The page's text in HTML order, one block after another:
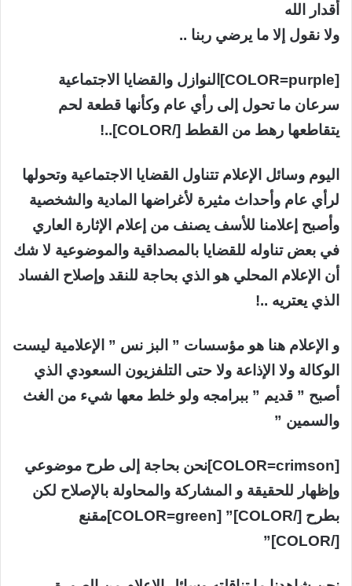
أقدار الله
ولا نقول إلا ما يرضي ربنا ..
[COLOR=purple]النوازل والقضايا الاجتماعية
سرعان ما تحول إلى رأي عام وكأنها قطعة لحم
يتقاطعها رهط من القطط [/COLOR]..!
اليوم وسائل الإعلام تتناول القضايا الاجتماعية وتحولها
لرأي عام وأحداث مثيرة لأغراضها المادية والشخصية
وأصبح إعلامنا للأسف يصنف من إعلام الإثارة العاري
في بعض تناوله للقضايا بالمصداقية والموضوعية لا شك
أن الإعلام المحلي هو الذي بحاجة للنقد وإصلاح الفساد
الذي يعتريه ..!
و الإعلام هنا هو مؤسسات ” البز نس ” الإعلامية ليست
الوكالة ولا الإذاعة ولا حتى التلفزيون السعودي الذي
أصبح ” قديم ” ببرامجه ولو خلط معها شيء من الغث
والسمين ”
[COLOR=crimson]نحن بحاجة إلى طرح موضوعي
وإظهار للحقيقة و المشاركة والمحاولة بالإصلاح لكن
بطرح [/COLOR]” [COLOR=green]مقنع
[/COLOR]”